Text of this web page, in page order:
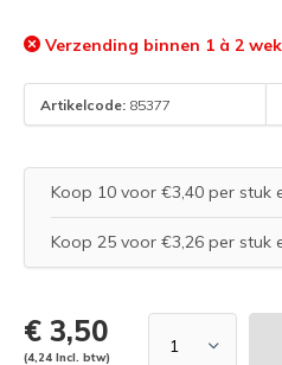
Verzending binnen 1 à 2
Artikelcode: 85377
Koop 10 voor €3,40 per stuk
Koop 25 voor €3,26 per stuk
€ 3,50
(4,24 Incl. btw)